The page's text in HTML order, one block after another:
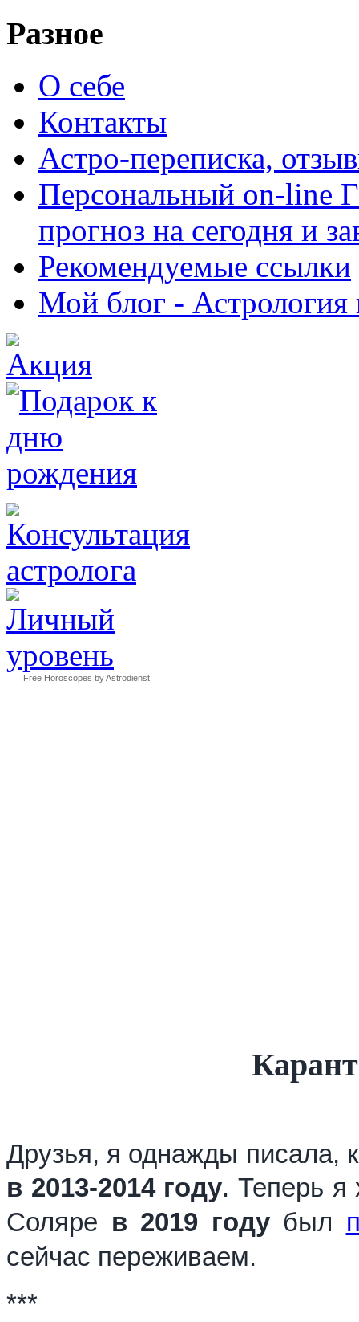
Разное
О себе
Контакты
Астро-переписка,
Персональный on-
прогноз на сегодня и
Рекомендуемые ссылки
Мой блог - Астрология
Free Horoscopes by Astrodienst
Друзья, я однажды писала,
в 2013-2014 году. Теперь я
Соляре в 2019 годубыл
сейчас переживаем.
***